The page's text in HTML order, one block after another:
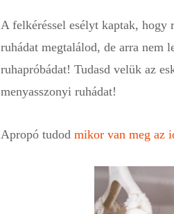
A felkéréssel esélyt kaptak, hogy
ruhádat megtalálod, de arra nem
ruhapróbádat! Tudasd velük az
menyasszonyi ruhádat!
Apropó tudod mikor van meg az